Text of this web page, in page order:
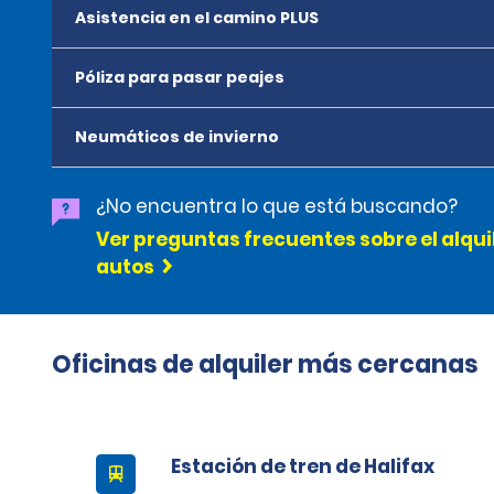
Asistencia en el camino PLUS
Póliza para pasar peajes
Neumáticos de invierno
¿No encuentra lo que está buscando?
Ver preguntas frecuentes sobre el
autos
Oficinas de alquiler más cercanas
Estación de tren de Halifax